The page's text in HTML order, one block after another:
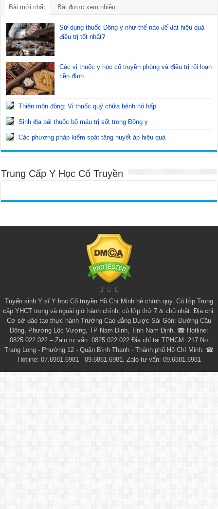
Bài mới nhất Bài được xem nhiều
Sử dụng thuốc Đông y như thế nào để đạt hiệu quả
điều trị tốt nhất?
Các vị thuốc y học cổ truyền phòng và điều trị rối loạn
tiền đình
Thiên môn đông: Vị thuốc quý chữa bệnh hô hấp
Sinh địa bài thuốc bổ máu trị sốt trong Đông y
Các phương pháp kiểm soát tăng huyết áp hiệu quả
Trung Cấp Y Học Cổ Truyền
Tuyển sinh Y sĩ Y học Cổ truyền Hồ Chí Minh hệ chính quy. Có lớp Trung
cấp YHCT trong và ngoài giờ hành chính, có lớp thứ 7 & chủ nhật. Địa chỉ:
Cơ sở đào tạo thực hành Trường Cao đẳng Dược Sài Gòn: Đường Cầu
Đông, Phường Lộc Vượng, TP Nam Định, Tỉnh Nam Định. ☎ Hotline:
0825.022.022 – Zalo tư vấn: 0825.022.022 Địa chỉ tại TPHCM: 217 Nơ
Trang Long - Phường 12 - Quận Bình Thạnh - Thành phố Hồ Chí Minh. ☎
Hotline: 07.6981.6981 - 09.6881.6981. Zalo tư vấn: 09.6881.6981